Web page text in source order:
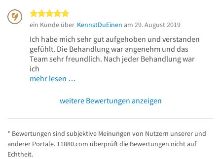
ein Kunde über KennstDuEinen am 29. August 2019
Ich habe mich sehr gut aufgehoben und verstanden
gefühlt. Die Behandlung war angenehm und das
Team sehr freundlich. Nach jeder Behandlung war
ich
mehr lesen …
weitere Bewertungen anzeigen
* Bewertungen sind subjektive Meinungen von Nutzern unserer und
anderer Portale. 11880.com überprüft die Bewertungen nicht auf
Echtheit.